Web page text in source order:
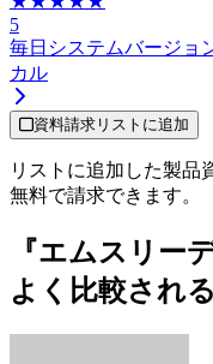
5
毎日システムバージョ
カル
資料請求リストに追加
リストに追加した製品
無料で請求できます。
『エムスリー
よく比較され